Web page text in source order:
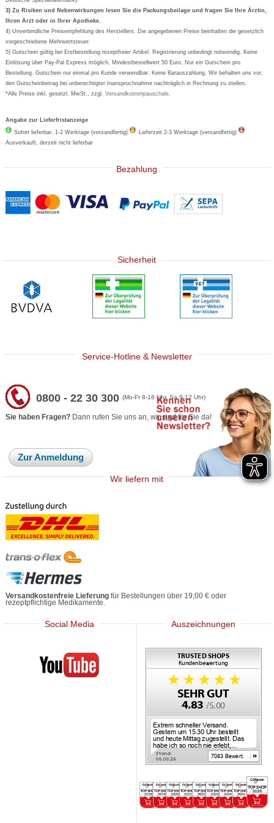
Formoline
Wick
Eucerin
Basica
3) Zu Risiken und Nebenwirkungen lesen Sie die Packungsbeilage und fragen Sie Ihre Ärztin,
Ihren Arzt oder in Ihrer Apotheke.
4) Unverbindliche Preisempfehlung des Herstellers. Die angegebenen Preise beinhalten die gesetzlich
vorgeschriebene Mehrwertsteuer.
5) Gutschein gültig bei Erstbestellung rezeptfreier Artikel. Registrierung unbedingt notwendig. Keine
Einlösung über Pay-Pal Express möglich. Mindestbestellwert 50 Euro. Nur ein Gutschein pro
Bestellung. Gutschein nur einmal pro Kunde verwendbar. Keine Barauszahlung. Wir behalten uns vor,
den Gutscheinbetrag bei unberechtigter Inanspruchnahme nachträglich in Rechnung zu stellen.
*Alle Preise inkl. gesetzl. MwSt., zzgl.Versandkostenpauschale
Angabe zur Lieferfristanzeige
Sofort lieferbar, 1-2 Werktage (versandfertig)
Lieferzeit 2-3 Werktage (versandfertig)
Ausverkauft, derzeit nicht lieferbar
Bezahlung
Sicherheit
Service-Hotline & Newsletter
0800 - 22 30 300(Mo-Fr 8-18 Uhr, Sa 9-12 Uhr)
Sie haben Fragen? Dann rufen Sie uns an, wir sind für Sie da!
Zur Anmeldung
Wir liefern mit
Versandkostenfreie Lieferung für Bestellungen über 19,00 € oder
rezeptpflichtige Medikamente.
Social Media
Mediherz
Auszeichnungen